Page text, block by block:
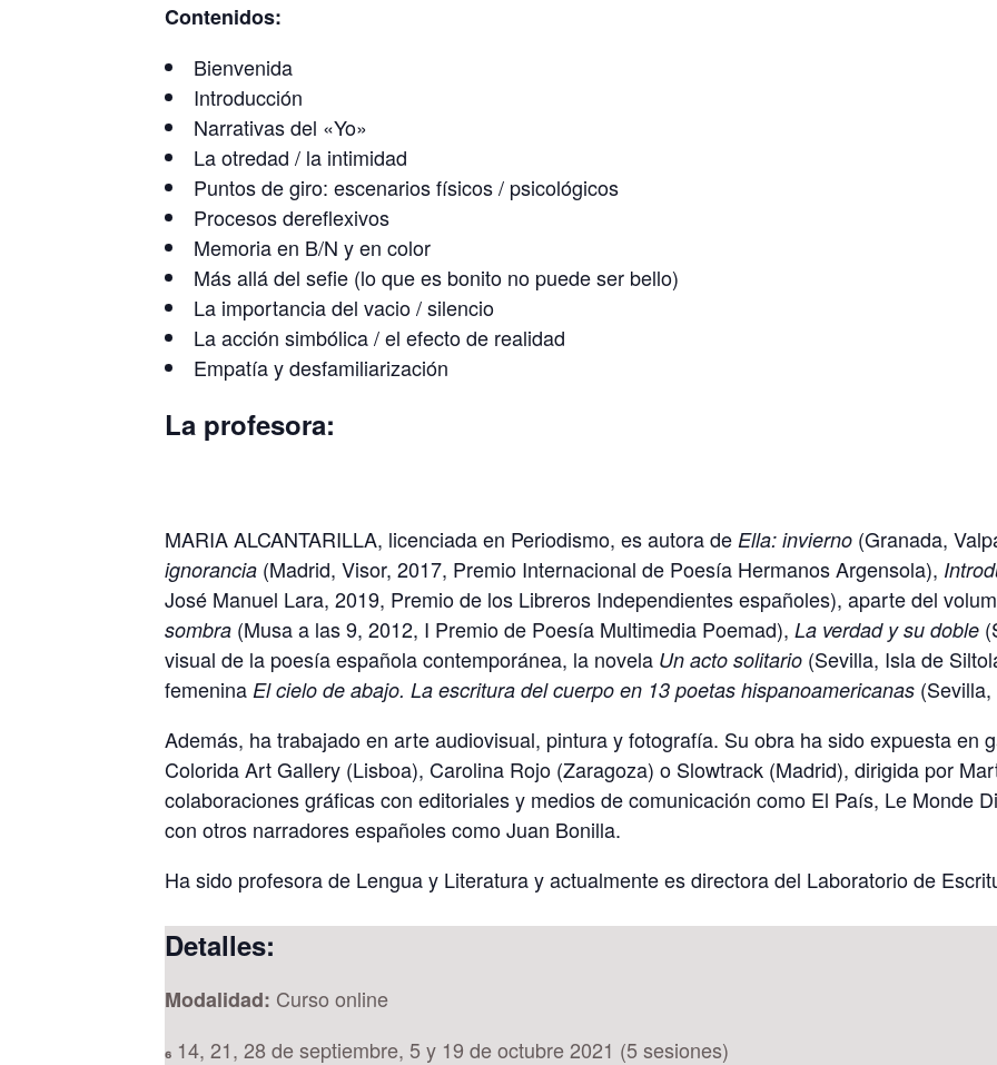
Contenidos:
Bienvenida
Introducción
Narrativas del «Yo»
La otredad / la intimidad
Puntos de giro: escenarios físicos / psicológicos
Procesos dereflexivos
Memoria en B/N y en color
Más allá del sefie (lo que es bonito no puede ser bello)
La importancia del vacio / silencio
La acción simbólica / el efecto de realidad
Empatía y desfamiliarización
La profesora:
MARIA ALCANTARILLA, licenciada en Periodismo, es autora de Ella: invierno (Granada,
ignorancia (Madrid, Visor, 2017, Premio Internacional de Poesía Hermanos Argensola),
José Manuel Lara, 2019, Premio de los Libreros Independientes españoles), aparte del
sombra (Musa a las 9, 2012, I Premio de Poesía Multimedia Poemad), La verdad y su doble
visual de la poesía española contemporánea, la novela Un acto solitario (Sevilla, Isla de
femenina El cielo de abajo. La escritura del cuerpo en 13 poetas hispanoamericanas
Además, ha trabajado en arte audiovisual, pintura y fotografía. Su obra ha sido expuesta en
Colorida Art Gallery (Lisboa), Carolina Rojo (Zaragoza) o Slowtrack (Madrid), dirigida por
colaboraciones gráficas con editoriales y medios de comunicación como El País, Le Monde
con otros narradores españoles como Juan Bonilla.
Ha sido profesora de Lengua y Literatura y actualmente es directora del Laboratorio de
Detalles:
Modalidad: Curso online
 14, 21, 28 de septiembre, 5 y 19 de octubre 2021 (5 sesiones)